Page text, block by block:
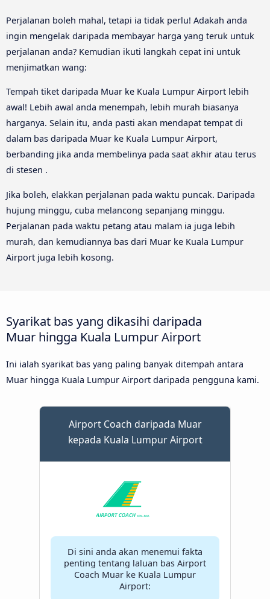
Perjalanan boleh mahal, tetapi ia tidak perlu! Adakah anda
ingin mengelak daripada membayar harga yang teruk untuk
perjalanan anda? Kemudian ikuti langkah cepat ini untuk
menjimatkan wang:
Tempah tiket daripada Muar ke Kuala Lumpur Airport lebih
awal! Lebih awal anda menempah, lebih murah biasanya
harganya. Selain itu, anda pasti akan mendapat tempat di
dalam bas daripada Muar ke Kuala Lumpur Airport,
berbanding jika anda membelinya pada saat akhir atau terus
di stesen .
Jika boleh, elakkan perjalanan pada waktu puncak. Daripada
hujung minggu, cuba melancong sepanjang minggu.
Perjalanan pada waktu petang atau malam ia juga lebih
murah, dan kemudiannya bas dari Muar ke Kuala Lumpur
Airport juga lebih kosong.
Syarikat bas yang dikasihi daripada
Muar hingga Kuala Lumpur Airport
Ini ialah syarikat bas yang paling banyak ditempah antara
Muar hingga Kuala Lumpur Airport daripada pengguna kami.
Airport Coach daripada Muar
kepada Kuala Lumpur Airport
Di sini anda akan menemui fakta
penting tentang laluan bas Airport
Coach Muar ke Kuala Lumpur
Airport: